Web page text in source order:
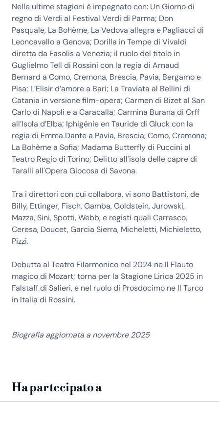
Nelle ultime stagioni è impegnato con: Un Giorno di
regno di Verdi al Festival Verdi di Parma; Don
Pasquale, La Bohème, La Vedova allegra e Pagliacci di
Leoncavallo a Genova; Dorilla in Tempe di Vivaldi
diretta da Fasolis a Venezia; il ruolo del titolo in
Guglielmo Tell di Rossini con la regia di Arnaud
Bernard a Como, Cremona, Brescia, Pavia, Bergamo e
Pisa; L’Elisir d’amore a Bari; La Traviata al Bellini di
Catania in versione film-opera; Carmen di Bizet al San
Carlo di Napoli e a Caracalla; Carmina Burana di Orff
all’Isola d’Elba; Iphigénie en Tauride di Gluck con la
regia di Emma Dante a Pavia, Brescia, Como, Cremona;
La Bohème a Sofia; Madama Butterfly di Puccini al
Teatro Regio di Torino; Delitto all'isola delle capre di
Taralli all'Opera Giocosa di Savona.
Tra i direttori con cui collabora, vi sono Battistoni, de
Billy, Ettinger, Fisch, Gamba, Goldstein, Jurowski,
Mazza, Sini, Spotti, Webb, e registi quali Carrasco,
Ceresa, Doucet, Garcia Sierra, Micheletti, Michieletto,
Pizzi.
Debutta al Teatro Filarmonico nel 2024 ne Il Flauto
magico di Mozart; torna per la Stagione Lirica 2025 in
Falstaff di Salieri, e nel ruolo di Prosdocimo ne Il Turco
in Italia di Rossini.
Biografia aggiornata a novembre 2025
Ha partecipato a